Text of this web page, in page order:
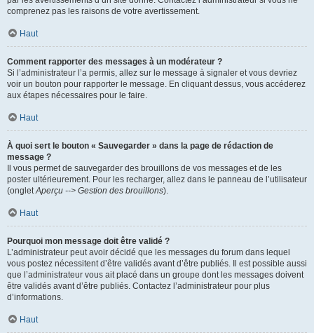
comprenez pas les raisons de votre avertissement.
Haut
Comment rapporter des messages à un modérateur ?
Si l’administrateur l’a permis, allez sur le message à signaler et vous devriez
voir un bouton pour rapporter le message. En cliquant dessus, vous accéderez
aux étapes nécessaires pour le faire.
Haut
À quoi sert le bouton « Sauvegarder » dans la page de rédaction de
message ?
Il vous permet de sauvegarder des brouillons de vos messages et de les
poster ultérieurement. Pour les recharger, allez dans le panneau de l’utilisateur
(ongletAperçu --> Gestion des brouillons).
Haut
Pourquoi mon message doit être validé ?
L’administrateur peut avoir décidé que les messages du forum dans lequel
vous postez nécessitent d’être validés avant d’être publiés. Il est possible aussi
que l’administrateur vous ait placé dans un groupe dont les messages doivent
être validés avant d’être publiés. Contactez l’administrateur pour plus
d’informations.
Haut